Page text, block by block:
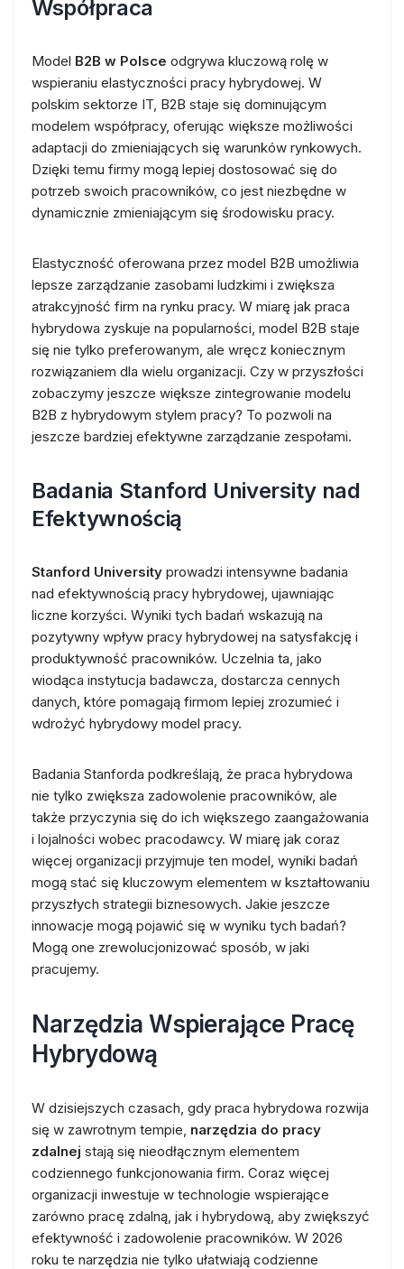
Współpraca
Model B2B w Polsce odgrywa kluczową rolę w
wspieraniu elastyczności pracy hybrydowej. W
polskim sektorze IT, B2B staje się dominującym
modelem współpracy, oferując większe możliwości
adaptacji do zmieniających się warunków rynkowych.
Dzięki temu firmy mogą lepiej dostosować się do
potrzeb swoich pracowników, co jest niezbędne w
dynamicznie zmieniającym się środowisku pracy.
Elastyczność oferowana przez model B2B umożliwia
lepsze zarządzanie zasobami ludzkimi i zwiększa
atrakcyjność firm na rynku pracy. W miarę jak praca
hybrydowa zyskuje na popularności, model B2B staje
się nie tylko preferowanym, ale wręcz koniecznym
rozwiązaniem dla wielu organizacji. Czy w przyszłości
zobaczymy jeszcze większe zintegrowanie modelu
B2B z hybrydowym stylem pracy? To pozwoli na
jeszcze bardziej efektywne zarządzanie zespołami.
Badania Stanford University nad
Efektywnością
Stanford University prowadzi intensywne badania
nad efektywnością pracy hybrydowej, ujawniając
liczne korzyści. Wyniki tych badań wskazują na
pozytywny wpływ pracy hybrydowej na satysfakcję i
produktywność pracowników. Uczelnia ta, jako
wiodąca instytucja badawcza, dostarcza cennych
danych, które pomagają firmom lepiej zrozumieć i
wdrożyć hybrydowy model pracy.
Badania Stanforda podkreślają, że praca hybrydowa
nie tylko zwiększa zadowolenie pracowników, ale
także przyczynia się do ich większego zaangażowania
i lojalności wobec pracodawcy. W miarę jak coraz
więcej organizacji przyjmuje ten model, wyniki badań
mogą stać się kluczowym elementem w kształtowaniu
przyszłych strategii biznesowych. Jakie jeszcze
innowacje mogą pojawić się w wyniku tych badań?
Mogą one zrewolucjonizować sposób, w jaki
pracujemy.
Narzędzia Wspierające Pracę
Hybrydową
W dzisiejszych czasach, gdy praca hybrydowa rozwija
się w zawrotnym tempie, narzędzia do pracy
zdalnej stają się nieodłącznym elementem
codziennego funkcjonowania firm. Coraz więcej
organizacji inwestuje w technologie wspierające
zarówno pracę zdalną, jak i hybrydową, aby zwiększyć
efektywność i zadowolenie pracowników. W 2026
roku te narzędzia nie tylko ułatwiają codzienne